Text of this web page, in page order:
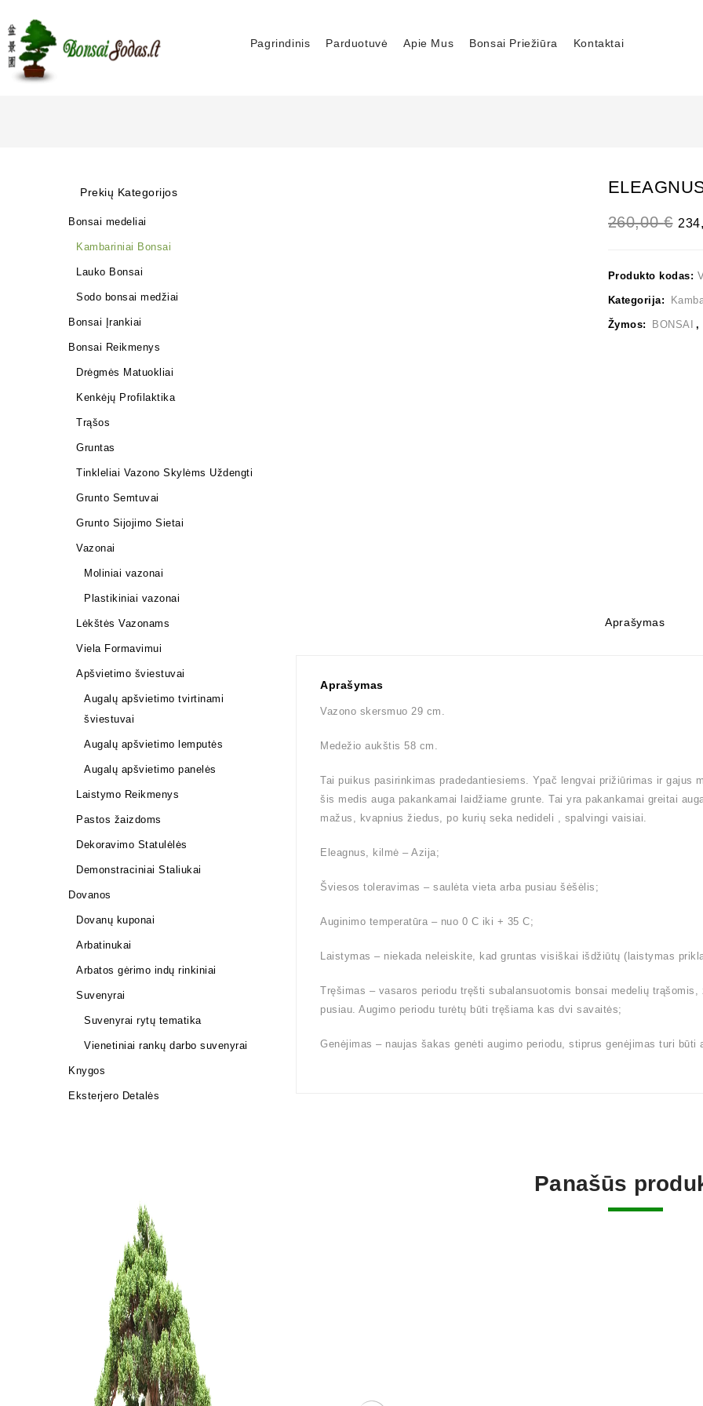
Pagrindinis Parduotuvė Apie Mus Bonsai Priežiūra Kontaktai
260,00€
Produkto kodas:
Kategorija:
Žymos: BONSAI ,
Aprašymas
Aprašymas
Vazono skersmuo 29 cm.
Medežio aukštis 58 cm.
Tai puikus pasirinkimas pradedantiesiems. Ypač lengvai prižiūrimas ir gajus
šis medis auga pakankamai laidžiame grunte. Tai yra pakankamai greitai
mažus, kvapnius žiedus, po kurių seka nedideli , spalvingi vaisiai.
Eleagnus, kilmė – Azija;
Šviesos toleravimas – saulėta vieta arba pusiau šėšėlis;
Auginimo temperatūra – nuo 0 C iki + 35 C;
Laistymas – niekada neleiskite, kad gruntas visiškai išdžiūtų (laistymas
Tręšimas – vasaros periodu tręšti subalansuotomis bonsai medelių
pusiau. Augimo periodu turėtų būti tręšiama kas dvi savaitės;
Genėjimas – naujas šakas genėti augimo periodu, stiprus genėjimas turi būti
Panašūs
Prekių Kategorijos
Bonsai medeliai
Kambariniai Bonsai
Lauko Bonsai
Sodo bonsai medžiai
Bonsai Įrankiai
Bonsai Reikmenys
Drėgmės Matuokliai
Kenkėjų Profilaktika
Trąšos
Gruntas
Tinkleliai Vazono Skylėms Uždengti
Grunto Semtuvai
Grunto Sijojimo Sietai
Vazonai
Moliniai vazonai
Plastikiniai vazonai
Lėkštės Vazonams
Viela Formavimui
Apšvietimo šviestuvai
Augalų apšvietimo tvirtinami
šviestuvai
Augalų apšvietimo lemputės
Augalų apšvietimo panelės
Laistymo Reikmenys
Pastos žaizdoms
Dekoravimo Statulėlės
Demonstraciniai Staliukai
Dovanos
Dovanų kuponai
Arbatinukai
Arbatos gėrimo indų rinkiniai
Suvenyrai
Suvenyrai rytų tematika
Vienetiniai rankų darbo suvenyrai
Knygos
Eksterjero Detalės